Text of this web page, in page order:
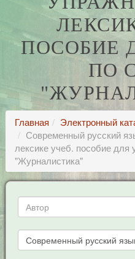
ПОСОБИЕ
ПО
Главная
Электронный
Современный русский
лексике учеб. пособие для
"Журналистика"